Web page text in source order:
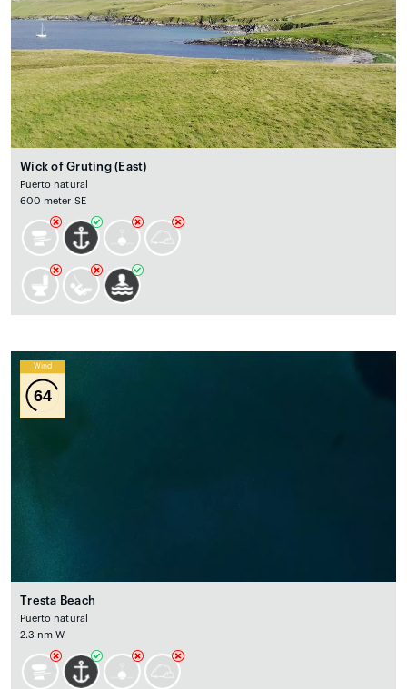
Wick of Gruting (East)
Puerto natural
600 meter SE
Wind
64
Tresta Beach
Puerto natural
2.3 nm W